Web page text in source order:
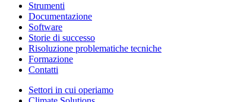
Strumenti
Documentazione
Software
Storie di successo
Risoluzione problematiche tecniche
Formazione
Contatti
Settori in cui operiamo